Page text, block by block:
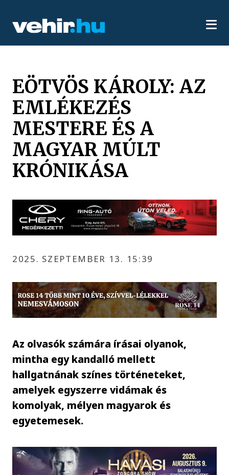
EÖTVÖS KÁROLY: AZ
EMLÉKEZÉS
MESTERE ÉS A
MAGYAR MÚLT
KRÓNIKÁSA
2025. SZEPTEMBER 13. 15:39
Az olvasók számára írásai olyanok,
mintha egy kandalló mellett
hallgatnának színes történeteket,
amelyek egyszerre vidámak és
komolyak, mélyen magyarok és
egyetemesek.